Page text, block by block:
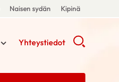
Naisen sydän Kipinä
Yhteystiedot